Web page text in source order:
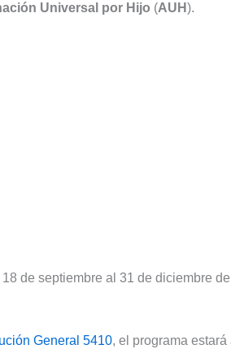
Universal por Hijo (AUH ).
de septiembre al 31 de diciembre de
General 5410, el programa estará